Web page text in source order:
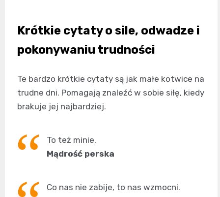
Krótkie cytaty o sile, odwadze i
pokonywaniu trudności
Te bardzo krótkie cytaty są jak małe kotwice na
trudne dni. Pomagają znaleźć w sobie siłę, kiedy
brakuje jej najbardziej.
To też minie.
Mądrość perska
Co nas nie zabije, to nas wzmocni.